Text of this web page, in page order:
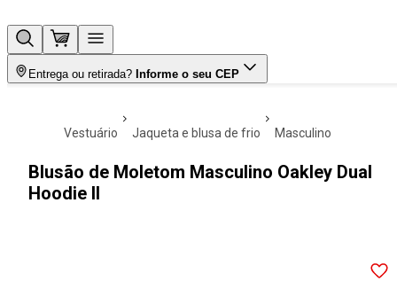
Entrega ou retirada? Informe o seu CEP
vestuário jaqueta e blusa de frio masculino
Blusão de Moletom Masculino Oakley Dual
Hoodie II